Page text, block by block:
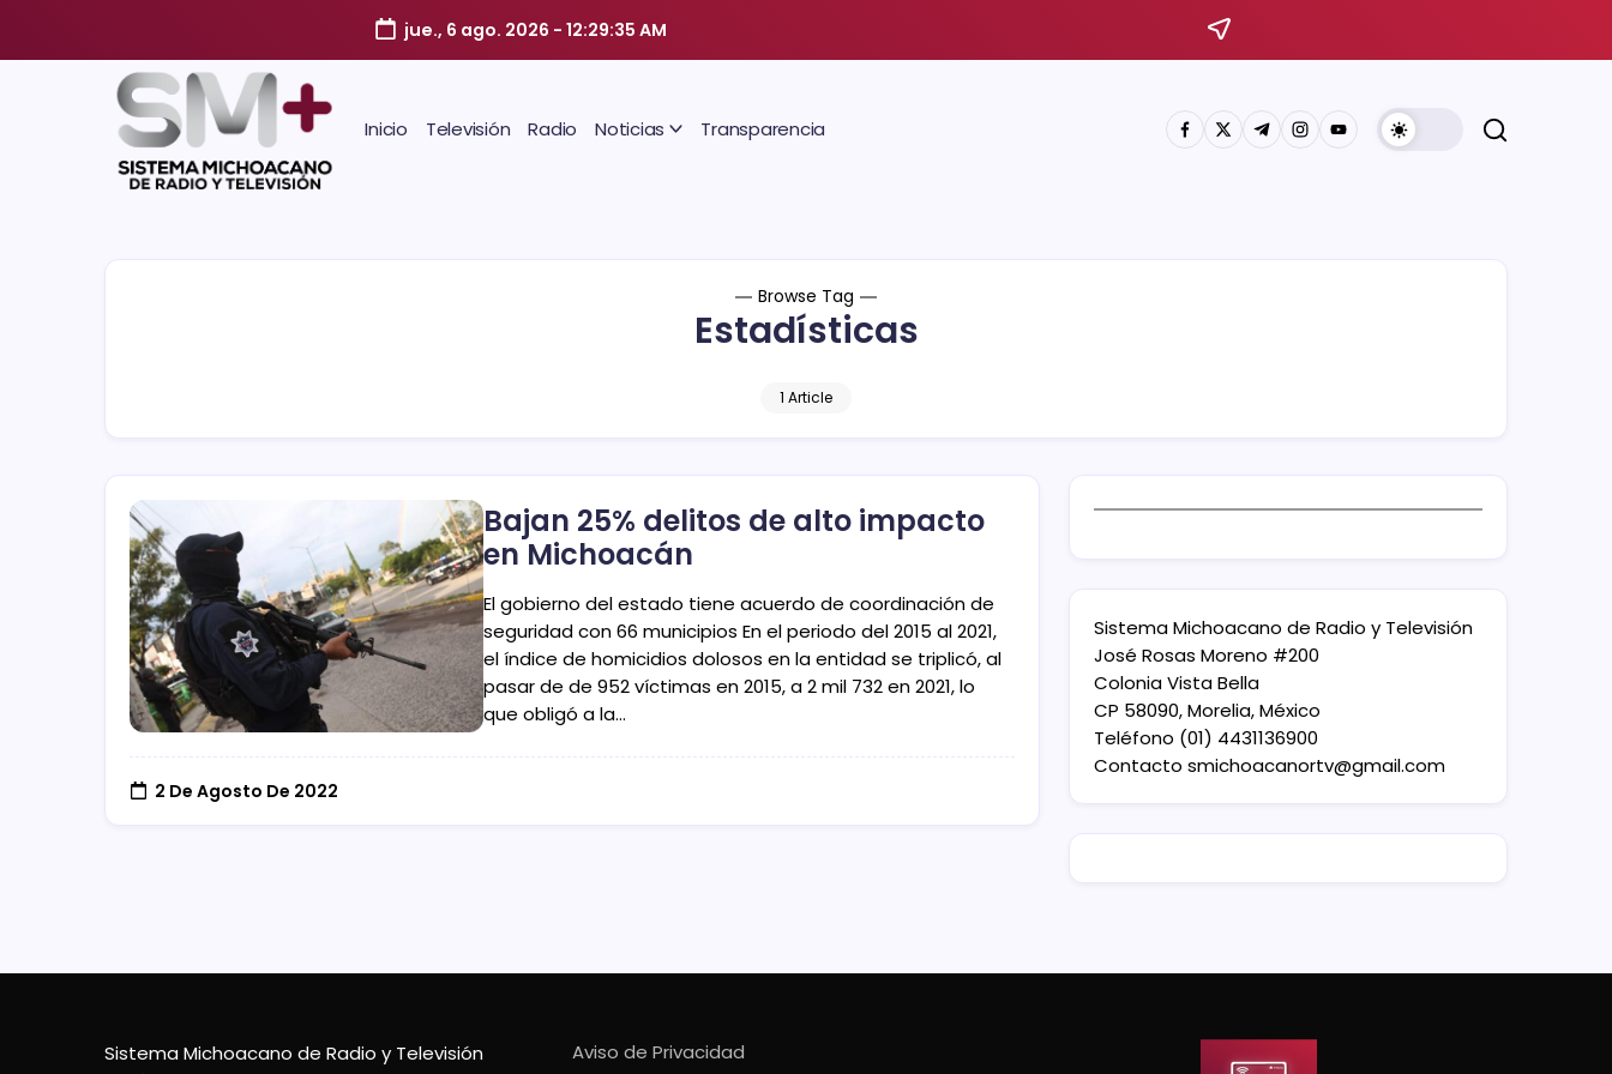
jue., 6 ago. 2026 - 12:29:35 AM
Inicio Televisión Radio Noticias Transparencia
Browse Tag
Estadísticas
1 Article
Bajan 25% delitos de alto impacto
en Michoacán
El gobierno del estado tiene acuerdo de coordinación de
seguridad con 66 municipios En el periodo del 2015 al 2021,
el índice de homicidios dolosos en la entidad se triplicó, al
pasar de de 952 víctimas en 2015, a 2 mil 732 en 2021, lo
que obligó a la…
2 De Agosto De 2022
Sistema Michoacano de Radio y Televisión
José Rosas Moreno #200
Colonia Vista Bella
CP 58090, Morelia, México
Teléfono (01) 4431136900
Contacto smichoacanortv@gmail.com
Sistema Michoacano de Radio y Televisión
Aviso de Privacidad